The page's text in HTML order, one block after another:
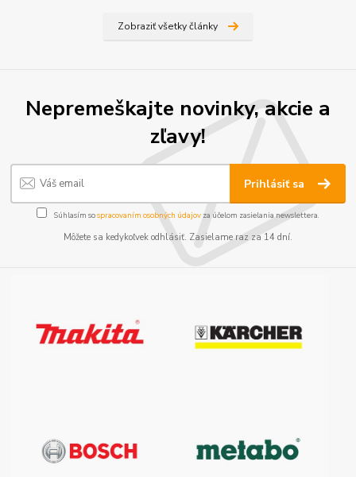
Zobraziť všetky články
Nepremeškajte novinky, akcie a
zľavy!
Prihlásiť sa
Súhlasím sospracovaním osobných údajov za účelom zasielania newslettera.
Môžete sa kedykoľvek odhlásiť. Zasielame raz za 14 dní.